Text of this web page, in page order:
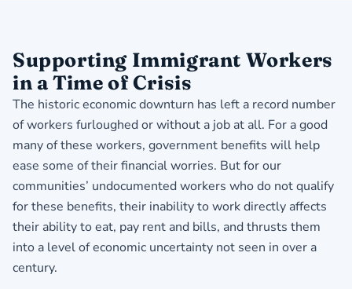
Supporting Immigrant Workers
in a Time of Crisis
The historic economic downturn has left a record number
of workers furloughed or without a job at all. For a good
many of these workers, government benefits will help
ease some of their financial worries. But for our
communities’ undocumented workers who do not qualify
for these benefits, their inability to work directly affects
their ability to eat, pay rent and bills, and thrusts them
into a level of economic uncertainty not seen in over a
century.